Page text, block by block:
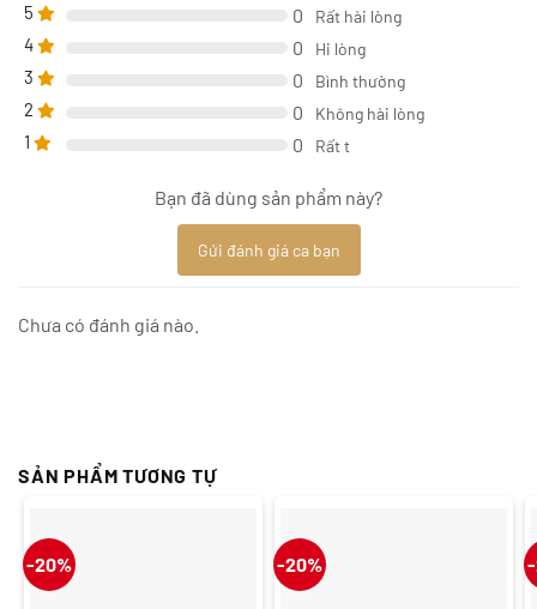
5 0 Rất hài lòng
4 0 Hi lòng
3 0 Bình thường
2 0 Không hài lòng
1 0 Rất t
Bạn đã dùng sản phẩm này?
Gửi đánh giá ca bạn
Chưa có đánh giá nào.
SẢN PHẨM TƯƠNG TỰ
-20% -20%